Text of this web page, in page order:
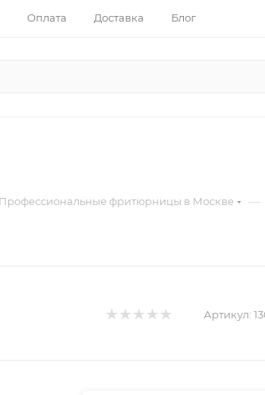
Оплата Доставка Блог
Профессиональные фритюрницы в Москве —
Артикул: